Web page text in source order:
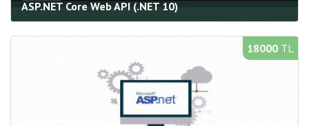
ASP.NET Core Web API (.NET 10)
Kategori:Web Programlama
Yeni Açılacak Gruplar
18000 TL